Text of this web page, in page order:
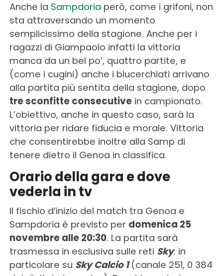
Anche la Sampdoria però, come i grifoni, non
sta attraversando un momento
semplicissimo della stagione. Anche per i
ragazzi di Giampaolo infatti la vittoria
manca da un bel po’, quattro partite, e
(come i cugini) anche i blucerchiati arrivano
alla partita più sentita della stagione, dopo
tre sconfitte consecutivein campionato.
L’obiettivo, anche in questo caso, sarà la
vittoria per ridare fiducia e morale. Vittoria
che consentirebbe inoltre alla Samp di
tenere dietro il Genoa in classifica.
Orario della gara e dove
vederla in tv
Il fischio d’inizio del match tra Genoa e
Sampdoria è previsto per domenica 25
novembre alle 20:30. La partita sarà
trasmessa in esclusiva sulle reti Sky: in
particolare su Sky Calcio 1 (canale 251, 0 384